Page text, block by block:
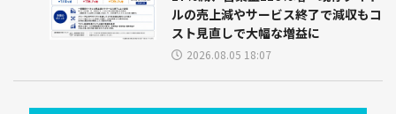
ルの売上減やサービス終了で減収もコ
スト見直しで大幅な増益に
2026.08.05 18:07